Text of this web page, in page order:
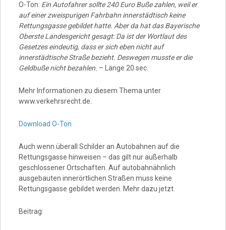
O-Ton: Ein Autofahrer sollte 240 Euro Buße zahlen, weil er
auf einer zweispurigen Fahrbahn innerstädtisch keine
Rettungsgasse gebildet hatte. Aber da hat das Bayerische
Oberste Landesgericht gesagt: Da ist der Wortlaut des
Gesetzes eindeutig, dass er sich eben nicht auf
innerstädtische Straße bezieht. Deswegen musste er die
Geldbuße nicht bezahlen. – Länge 20 sec.
Mehr Informationen zu diesem Thema unter
www.verkehrsrecht.de.
Download O-Ton
Auch wenn überall Schilder an Autobahnen auf die
Rettungsgasse hinweisen – das gilt nur außerhalb
geschlossener Ortschaften. Auf autobahnähnlich
ausgebauten innerörtlichen Straßen muss keine
Rettungsgasse gebildet werden. Mehr dazu jetzt.
Beitrag: